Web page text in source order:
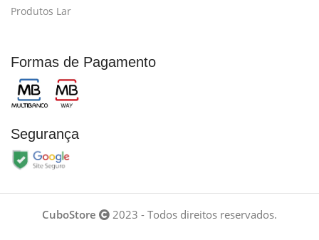
Produtos Lar
Formas de Pagamento
Segurança
CuboStore 2023 - Todos direitos reservados.